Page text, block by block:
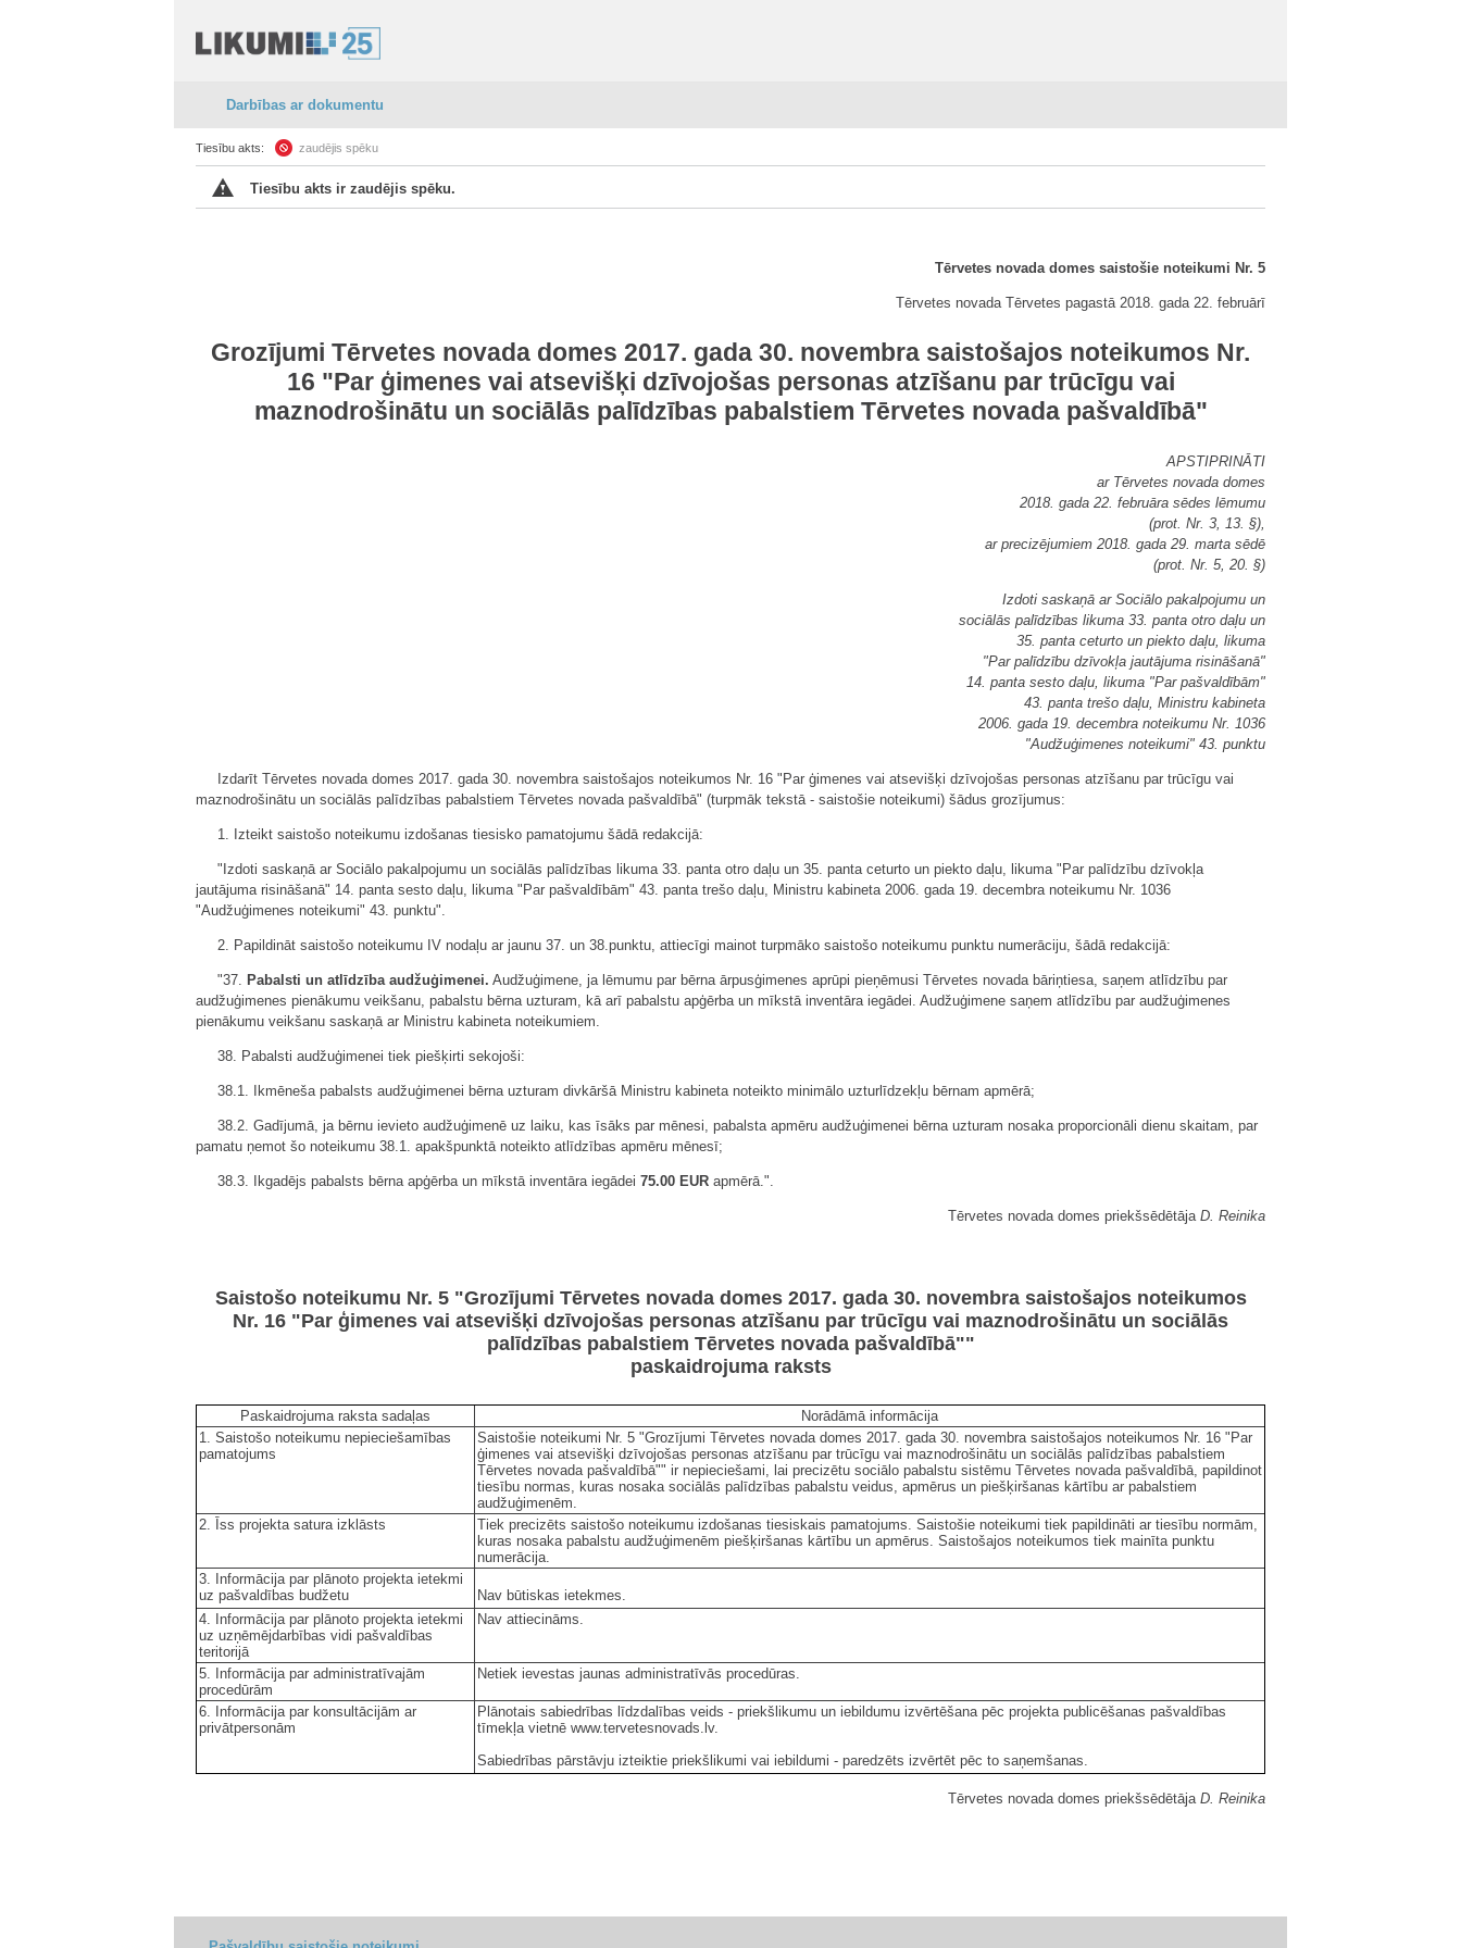
Darbības ar dokumentu
Tiesību akts: zaudējis spēku
Tiesību akts ir zaudējis spēku.
Tērvetes novada domes saistošie noteikumi Nr. 5
Tērvetes novada Tērvetes pagastā 2018. gada 22. februārī
Grozījumi Tērvetes novada domes 2017. gada 30. novembra saistošajos noteikumos Nr.
16 "Par ģimenes vai atsevišķi dzīvojošas personas atzīšanu par trūcīgu vai
maznodrošinātu un sociālās palīdzības pabalstiem Tērvetes novada pašvaldībā"
APSTIPRINĀTI
ar Tērvetes novada domes
2018. gada 22. februāra sēdes lēmumu
(prot. Nr. 3, 13. §),
ar precizējumiem 2018. gada 29. marta sēdē
(prot. Nr. 5, 20. §)
Izdoti saskaņā ar Sociālo pakalpojumu un
sociālās palīdzības likuma 33. panta otro daļu un
35. panta ceturto un piekto daļu, likuma
"Par palīdzību dzīvokļa jautājuma risināšanā"
14. panta sesto daļu, likuma "Par pašvaldībām"
43. panta trešo daļu, Ministru kabineta
2006. gada 19. decembra noteikumu Nr. 1036
"Audžuģimenes noteikumi" 43. punktu
Izdarīt Tērvetes novada domes 2017. gada 30. novembra saistošajos noteikumos Nr. 16 "Par ģimenes vai atsevišķi dzīvojošas personas atzīšanu par trūcīgu vai
maznodrošinātu un sociālās palīdzības pabalstiem Tērvetes novada pašvaldībā" (turpmāk tekstā - saistošie noteikumi) šādus grozījumus:
1. Izteikt saistošo noteikumu izdošanas tiesisko pamatojumu šādā redakcijā:
"Izdoti saskaņā ar Sociālo pakalpojumu un sociālās palīdzības likuma 33. panta otro daļu un 35. panta ceturto un piekto daļu, likuma "Par palīdzību dzīvokļa
jautājuma risināšanā" 14. panta sesto daļu, likuma "Par pašvaldībām" 43. panta trešo daļu, Ministru kabineta 2006. gada 19. decembra noteikumu Nr. 1036
"Audžuģimenes noteikumi" 43. punktu".
2. Papildināt saistošo noteikumu IV nodaļu ar jaunu 37. un 38.punktu, attiecīgi mainot turpmāko saistošo noteikumu punktu numerāciju, šādā redakcijā:
"37. Pabalsti un atlīdzība audžuģimenei. Audžuģimene, ja lēmumu par bērna ārpusģimenes aprūpi pieņēmusi Tērvetes novada bāriņtiesa, saņem atlīdzību par
audžuģimenes pienākumu veikšanu, pabalstu bērna uzturam, kā arī pabalstu apģērba un mīkstā inventāra iegādei. Audžuģimene saņem atlīdzību par audžuģimenes
pienākumu veikšanu saskaņā ar Ministru kabineta noteikumiem.
38. Pabalsti audžuģimenei tiek piešķirti sekojoši:
38.1. Ikmēneša pabalsts audžuģimenei bērna uzturam divkāršā Ministru kabineta noteikto minimālo uzturlīdzekļu bērnam apmērā;
38.2. Gadījumā, ja bērnu ievieto audžuģimenē uz laiku, kas īsāks par mēnesi, pabalsta apmēru audžuģimenei bērna uzturam nosaka proporcionāli dienu skaitam, par
pamatu ņemot šo noteikumu 38.1. apakšpunktā noteikto atlīdzības apmēru mēnesī;
38.3. Ikgadējs pabalsts bērna apģērba un mīkstā inventāra iegādei 75.00 EUR apmērā.".
Tērvetes novada domes priekšsēdētāja D. Reinika
Saistošo noteikumu Nr. 5 "Grozījumi Tērvetes novada domes 2017. gada 30. novembra saistošajos noteikumos
Nr. 16 "Par ģimenes vai atsevišķi dzīvojošas personas atzīšanu par trūcīgu vai maznodrošinātu un sociālās
palīdzības pabalstiem Tērvetes novada pašvaldībā""
paskaidrojuma raksts
Paskaidrojuma raksta sadaļas
Norādāmā informācija
1. Saistošo noteikumu nepieciešamības
pamatojums
Saistošie noteikumi Nr. 5 "Grozījumi Tērvetes novada domes 2017. gada 30. novembra saistošajos noteikumos Nr. 16 "Par
ģimenes vai atsevišķi dzīvojošas personas atzīšanu par trūcīgu vai maznodrošinātu un sociālās palīdzības pabalstiem
Tērvetes novada pašvaldībā"" ir nepieciešami, lai precizētu sociālo pabalstu sistēmu Tērvetes novada pašvaldībā, papildinot
tiesību normas, kuras nosaka sociālās palīdzības pabalstu veidus, apmērus un piešķiršanas kārtību ar pabalstiem
audžuģimenēm.
2. Īss projekta satura izklāsts
Tiek precizēts saistošo noteikumu izdošanas tiesiskais pamatojums. Saistošie noteikumi tiek papildināti ar tiesību normām,
kuras nosaka pabalstu audžuģimenēm piešķiršanas kārtību un apmērus. Saistošajos noteikumos tiek mainīta punktu
numerācija.
3. Informācija par plānoto projekta ietekmi
uz pašvaldības budžetu
Nav būtiskas ietekmes.
4. Informācija par plānoto projekta ietekmi
uz uzņēmējdarbības vidi pašvaldības
teritorijā
Nav attiecināms.
5. Informācija par administratīvajām
procedūrām
Netiek ievestas jaunas administratīvās procedūras.
6. Informācija par konsultācijām ar
privātpersonām
Plānotais sabiedrības līdzdalības veids - priekšlikumu un iebildumu izvērtēšana pēc projekta publicēšanas pašvaldības
tīmekļa vietnē www.tervetesnovads.lv.
Sabiedrības pārstāvju izteiktie priekšlikumi vai iebildumi - paredzēts izvērtēt pēc to saņemšanas.
Tērvetes novada domes priekšsēdētāja D. Reinika